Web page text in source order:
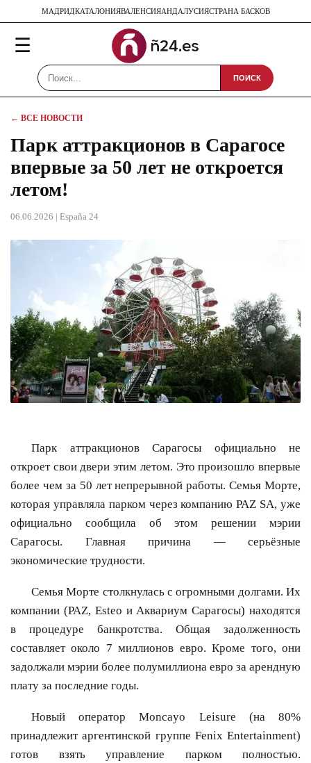
МАДРИДКАТАЛОНИЯВАЛЕНСИЯАНДАЛУСИЯСТРАНА БАСКОВ
☰
ПОИСК
← ВСЕ НОВОСТИ
Парк аттракционов в Сарагосе
впервые за 50 лет не откроется
летом!
06.06.2026 | España 24
Парк аттракционов Сарагосы официально не
откроет свои двери этим летом. Это произошло впервые
более чем за 50 лет непрерывной работы. Семья Морте,
которая управляла парком через компанию PAZ SA, уже
официально сообщила об этом решении мэрии
Сарагосы. Главная причина — серьёзные
экономические трудности.
Семья Морте столкнулась с огромными долгами. Их
компании (PAZ, Esteo и Аквариум Сарагосы) находятся
в процедуре банкротства. Общая задолженность
составляет около 7 миллионов евро. Кроме того, они
задолжали мэрии более полумиллиона евро за арендную
плату за последние годы.
Новый оператор Moncayo Leisure (на 80%
принадлежит аргентинской группе Fenix Entertainment)
готов взять управление парком полностью.